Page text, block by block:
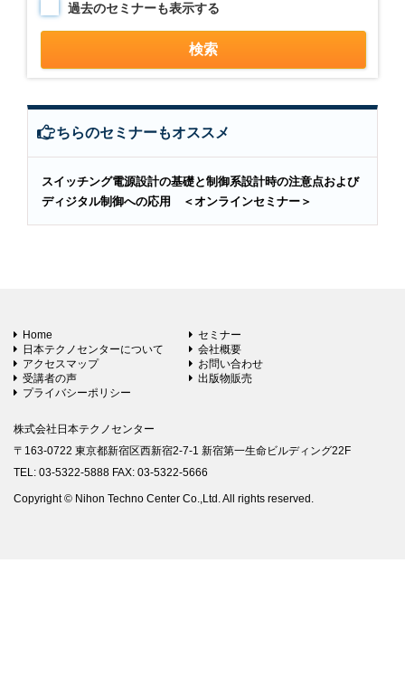
過去のセミナーも表示する
こちらのセミナーもオススメ
スイッチング電源設計の基礎と制御系設計時の注意点および
ディジタル制御への応用 ＜オンラインセミナー＞
Home
セミナー
日本テクノセンターについて
会社概要
アクセスマップ
お問い合わせ
受講者の声
出版物販売
プライバシーポリシー
株式会社日本テクノセンター
〒163-0722 東京都新宿区西新宿2-7-1 新宿第一生命ビルディング22F
TEL: 03-5322-5888 FAX: 03-5322-5666
Copyright © Nihon Techno Center Co.,Ltd. All rights reserved.